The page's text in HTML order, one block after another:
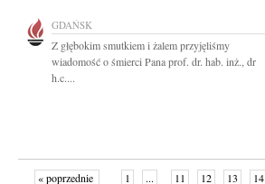
GDAŃSK
Z głębokim smutkiem i żalem przyjęliśmy
wiadomość o śmierci Pana prof. dr. hab. inż., dr
h.c....
« poprzednie 1 ... 11 12 13 14